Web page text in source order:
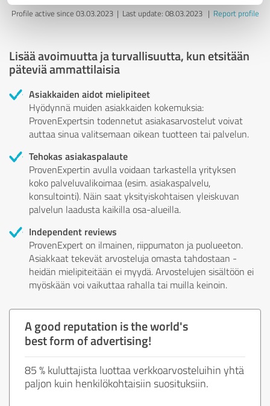
Profile active since 03.03.2023 | Last update: 08.03.2023| Report profile
Lisää avoimuutta ja turvallisuutta, kun etsitään
päteviä ammattilaisia
Asiakkaiden aidot mielipiteet
Hyödynnä muiden asiakkaiden kokemuksia:
ProvenExpertsin todennetut asiakasarvostelut voivat
auttaa sinua valitsemaan oikean tuotteen tai palvelun.
Tehokas asiakaspalaute
ProvenExpertin avulla voidaan tarkastella yrityksen
koko palveluvalikoimaa (esim. asiakaspalvelu,
konsultointi). Näin saat yksityiskohtaisen yleiskuvan
palvelun laadusta kaikilla osa-alueilla.
Independent reviews
ProvenExpert on ilmainen, riippumaton ja puolueeton.
Asiakkaat tekevät arvosteluja omasta tahdostaan -
heidän mielipiteitään ei myydä. Arvostelujen sisältöön ei
myöskään voi vaikuttaa rahalla tai muilla keinoin.
A good reputation is the world's
best form of advertising!
85 % kuluttajista luottaa verkkoarvosteluihin yhtä
paljon kuin henkilökohtaisiin suosituksiin.